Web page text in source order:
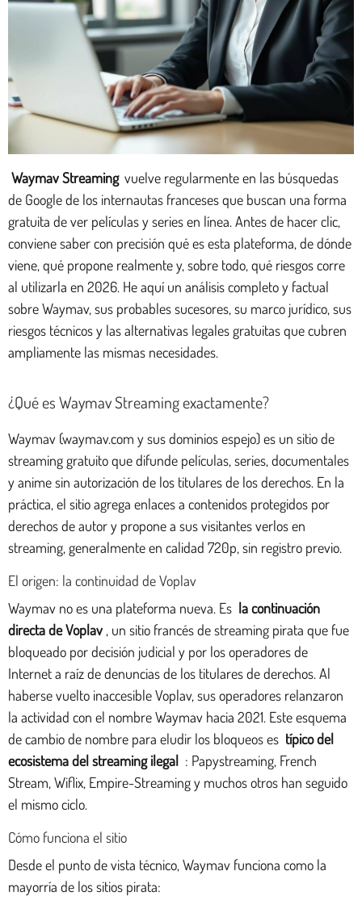
Waymav Streaming vuelve regularmente en las búsquedas
de Google de los internautas franceses que buscan una forma
gratuita de ver películas y series en línea. Antes de hacer clic,
conviene saber con precisión qué es esta plateforma, de dónde
viene, qué propone realmente y, sobre todo, qué riesgos corre
al utilizarla en 2026. He aquí un análisis completo y factual
sobre Waymav, sus probables sucesores, su marco jurídico, sus
riesgos técnicos y las alternativas legales gratuitas que cubren
ampliamente las mismas necesidades.
¿Qué es Waymav Streaming exactamente?
Waymav (waymav.com y sus dominios espejo) es un sitio de
streaming gratuito que difunde películas, series, documentales
y anime sin autorización de los titulares de los derechos. En la
práctica, el sitio agrega enlaces a contenidos protegidos por
derechos de autor y propone a sus visitantes verlos en
streaming, generalmente en calidad 720p, sin registro previo.
El origen: la continuidad de Voplav
Waymav no es una plateforma nueva. Es la continuación
directa de Voplav , un sitio francés de streaming pirata que fue
bloqueado por decisión judicial y por los operadores de
Internet a raíz de denuncias de los titulares de derechos. Al
haberse vuelto inaccesible Voplav, sus operadores relanzaron
la actividad con el nombre Waymav hacia 2021. Este esquema
de cambio de nombre para eludir los bloqueos es típico del
ecosistema del streaming ilegal : Papystreaming, French
Stream, Wiflix, Empire-Streaming y muchos otros han seguido
el mismo ciclo.
Cómo funciona el sitio
Desde el punto de vista técnico, Waymav funciona como la
mayorría de los sitios pirata: